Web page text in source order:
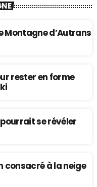
Montagne d’Autrans
rester en forme
se révéler
consacré à la neige